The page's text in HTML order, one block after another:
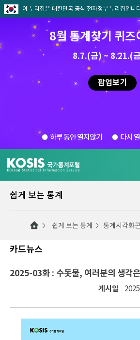
이 누리집은 대한민국 공식 전자정부 누리집입니
8월 통계찾기 퀴즈
8.7.(금) ~ 8.21.(
팝업보기
하루 동안 열지않기 다시
쉽게 보는 통계
쉽게 보는 통계 통계시각화
카드뉴스
2025-03화 : 수돗물, 여러분의 생각
게시일